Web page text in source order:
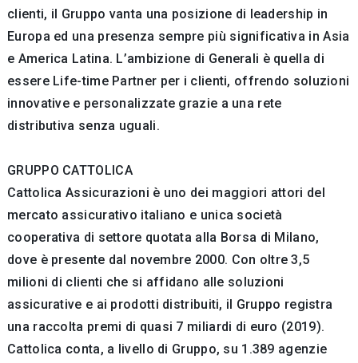
clienti, il Gruppo vanta una posizione di leadership in
Europa ed una presenza sempre più significativa in Asia
e America Latina. L’ambizione di Generali è quella di
essere Life-time Partner per i clienti, offrendo soluzioni
innovative e personalizzate grazie a una rete
distributiva senza uguali.
GRUPPO CATTOLICA
Cattolica Assicurazioni è uno dei maggiori attori del
mercato assicurativo italiano e unica società
cooperativa di settore quotata alla Borsa di Milano,
dove è presente dal novembre 2000. Con oltre 3,5
milioni di clienti che si affidano alle soluzioni
assicurative e ai prodotti distribuiti, il Gruppo registra
una raccolta premi di quasi 7 miliardi di euro (2019).
Cattolica conta, a livello di Gruppo, su 1.389 agenzie